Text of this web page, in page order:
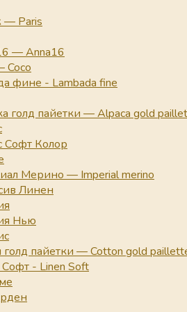
Paris
— Anna16
Coco
фине - Lambada fine
голд пайетки — Alpaca gold
Колор
Мерино — Imperial merino
Линен
Нью
голд пайетки — Cotton gold
- Linen Soft